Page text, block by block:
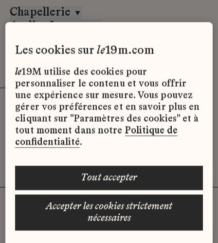
Chapellerie
Atelier Lognon
Désolé, il semble qu’il n’y ait pas
d’offres d’emploi disponibles pour le
moment.
Vous n'avez pas trouvé d'offre
les cookies surle19m.com
le19M utilise des cookies pour
personnaliser le contenu et vous offrir
une expérience sur mesure. Vous pouvez
gérer vos préférences et en savoir plus en
cliquant sur "Paramètres des cookies" et à
tout moment dans notre Politique de
confidentialité.
accepter les cookies strictement
nécessaires
tout accepter